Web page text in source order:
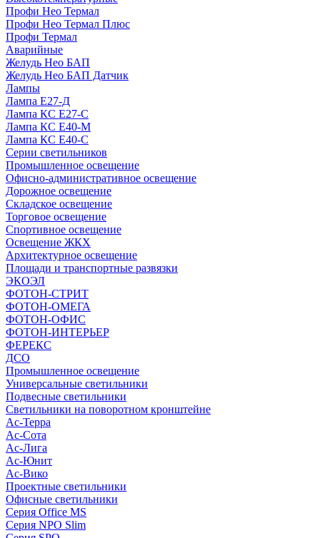
Профи Нео Термал
Профи Нео Термал Плюс
Профи Термал
Аварийные
Желудь Нео БАП
Желудь Нео БАП Датчик
Лампы
Лампа Е27-Д
Лампа КС Е27-С
Лампа КС Е40-М
Лампа КС Е40-С
Серии светильников
Промышленное освещение
Офисно-административное освещение
Дорожное освещение
Складское освещение
Торговое освещение
Спортивное освещение
Освещение ЖКХ
Архитектурное освещение
Площади и транспортные развязки
ЭКОЭЛ
ФОТОН-СТРИТ
ФОТОН-ОМЕГА
ФОТОН-ОФИС
ФОТОН-ИНТЕРЬЕР
ФЕРЕКС
ДСО
Промышленное освещение
Универсальные светильники
Подвесные светильники
Светильники на поворотном кронштейне
Ас-Терра
Ас-Сота
Ас-Лига
Ас-Юнит
Ас-Вико
Проектные светильники
Офисные светильники
Серия Office MS
Серия NPO Slim